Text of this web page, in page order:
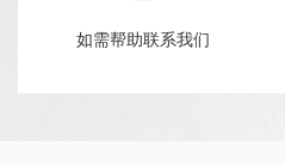
如需帮助联系我们